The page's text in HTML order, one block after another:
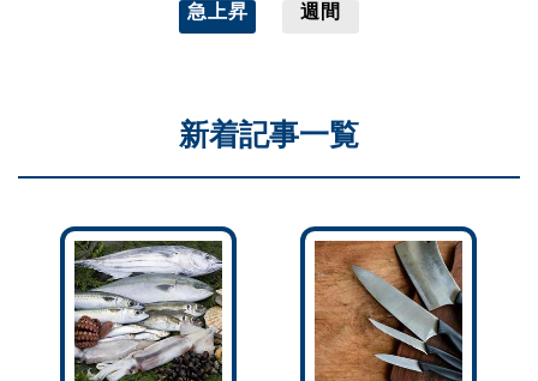
急上昇 週間
新着記事一覧